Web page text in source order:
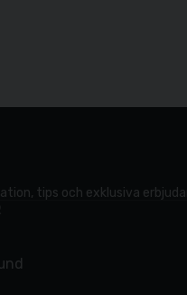
tips och exklusiva